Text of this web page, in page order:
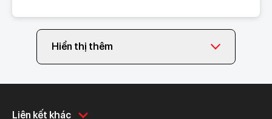
Hiển thị thêm
Liên kết khác
Khách hàng cá nhân